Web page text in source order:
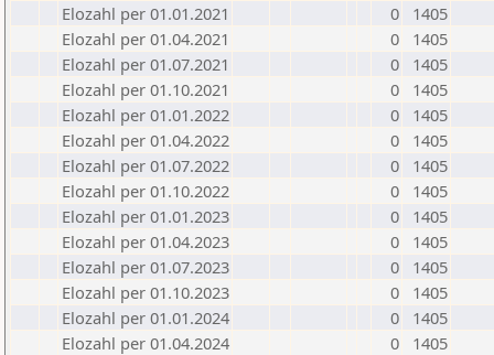
Elozahl per 01.01.2021
0
1405
Elozahl per 01.04.2021
0
1405
Elozahl per 01.07.2021
0
1405
Elozahl per 01.10.2021
0
1405
Elozahl per 01.01.2022
0
1405
Elozahl per 01.04.2022
0
1405
Elozahl per 01.07.2022
0
1405
Elozahl per 01.10.2022
0
1405
Elozahl per 01.01.2023
0
1405
Elozahl per 01.04.2023
0
1405
Elozahl per 01.07.2023
0
1405
Elozahl per 01.10.2023
0
1405
Elozahl per 01.01.2024
0
1405
Elozahl per 01.04.2024
0
1405